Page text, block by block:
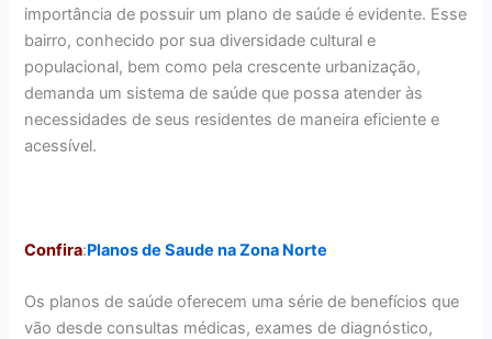
importância de possuir um plano de saúde é evidente. Esse
bairro, conhecido por sua diversidade cultural e
populacional, bem como pela crescente urbanização,
demanda um sistema de saúde que possa atender às
necessidades de seus residentes de maneira eficiente e
acessível.
Confira:Planos de Saude na Zona Norte
Os planos de saúde oferecem uma série de benefícios que
vão desde consultas médicas, exames de diagnóstico,